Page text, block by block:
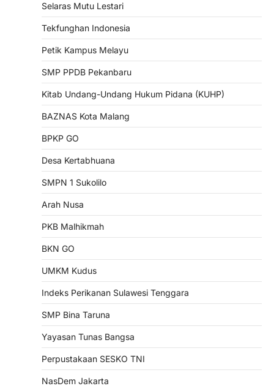
Selaras Mutu Lestari
Tekfunghan Indonesia
Petik Kampus Melayu
SMP PPDB Pekanbaru
Kitab Undang-Undang Hukum Pidana (KUHP)
BAZNAS Kota Malang
BPKP GO
Desa Kertabhuana
SMPN 1 Sukolilo
Arah Nusa
PKB Malhikmah
BKN GO
UMKM Kudus
Indeks Perikanan Sulawesi Tenggara
SMP Bina Taruna
Yayasan Tunas Bangsa
Perpustakaan SESKO TNI
NasDem Jakarta